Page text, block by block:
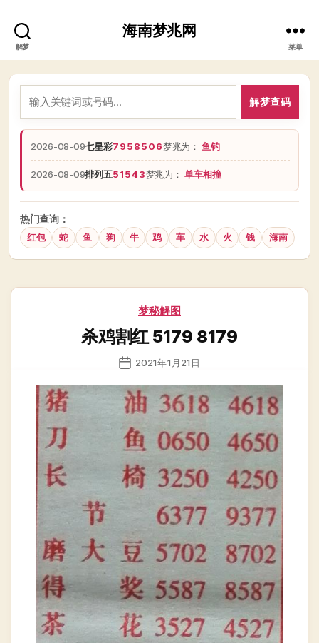
解梦
海南梦兆网
菜单
解梦查码
2026-08-09七星彩7958506梦兆为：鱼钓
2026-08-09排列五51543梦兆为：单车相撞
热门查询：
红包 蛇 鱼 狗 牛 鸡 车 水 火 钱 海南
分
梦秘解图
杀鸡割红 5179 8179
发
日
期
2021年1月21日